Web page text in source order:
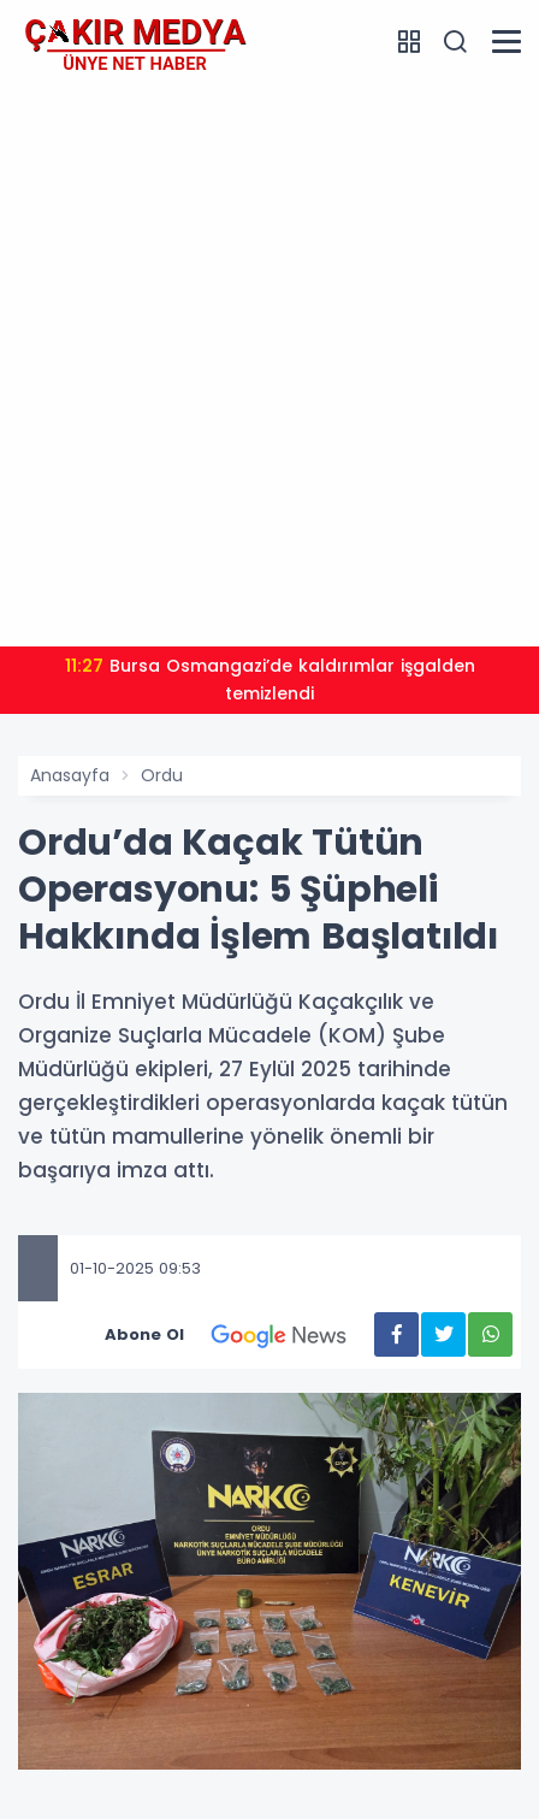
11:27
temizlendi
Anasayfa Ordu
Ordu’da Kaçak Tütün
Operasyonu: 5 Şüpheli
Hakkında İşlem Başlatıldı
Ordu İl Emniyet Müdürlüğü Kaçakçılık ve
Organize Suçlarla Mücadele (KOM) Şube
Müdürlüğü ekipleri, 27 Eylül 2025 tarihinde
gerçekleştirdikleri operasyonlarda kaçak tütün
ve tütün mamullerine yönelik önemli bir
başarıya imza attı.
01-10-2025 09:53
Abone Ol